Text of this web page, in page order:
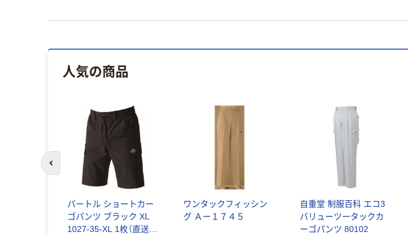
人気の商品
バートル ショートカー
ゴパンツ ブラック XL
1027-35-XL 1枚（直送
ワンタックフィッシン
グ Ａー１７４５
自重堂 制服百科 エコ3
バリューツータックカ
ーゴパンツ 80102
前のスライドへ